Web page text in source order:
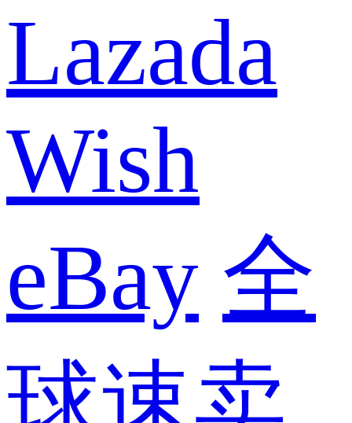
Lazada
Wish
eBay 全